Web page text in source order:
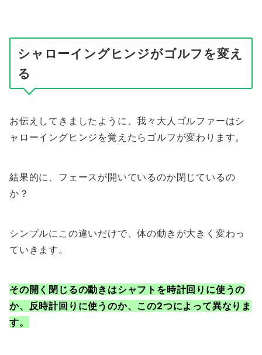
シャローイングヒンジがゴルフを変え
る
お伝えしてきましたように、我々大人ゴルファーはシ
ャローイングヒンジを覚えたらゴルフが変わります。
結果的に、フェースが開いているのか閉じているの
か？
シンプルにこの違いだけで、体の動きが大きく変わっ
ていきます。
その開く閉じるの動きはシャフトを時計回りに使うの
か、反時計回りに使うのか、この2つによって異なりま
す。